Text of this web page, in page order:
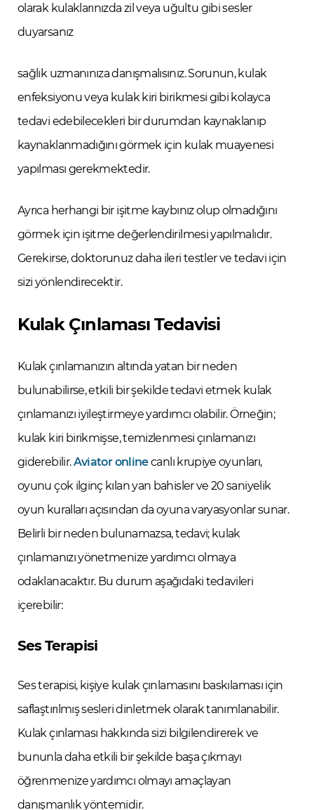
olarak kulaklarınızda zil veya uğultu gibi sesler
duyarsanız
sağlık uzmanınıza danışmalısınız. Sorunun, kulak
enfeksiyonu veya kulak kiri birikmesi gibi kolayca
tedavi edebilecekleri bir durumdan kaynaklanıp
kaynaklanmadığını görmek için kulak muayenesi
yapılması gerekmektedir.
Ayrıca herhangi bir işitme kaybınız olup olmadığını
görmek için işitme değerlendirilmesi yapılmalıdır.
Gerekirse, doktorunuz daha ileri testler ve tedavi için
sizi yönlendirecektir.
Kulak Çınlaması Tedavisi
Kulak çınlamanızın altında yatan bir neden
bulunabilirse, etkili bir şekilde tedavi etmek kulak
çınlamanızı iyileştirmeye yardımcı olabilir. Örneğin;
kulak kiri birikmişse, temizlenmesi çınlamanızı
giderebilir.Aviator onlinecanlı krupiye oyunları,
oyunu çok ilginç kılan yan bahisler ve 20 saniyelik
oyun kuralları açısından da oyuna varyasyonlar sunar.
Belirli bir neden bulunamazsa, tedavi; kulak
çınlamanızı yönetmenize yardımcı olmaya
odaklanacaktır. Bu durum aşağıdaki tedavileri
içerebilir:
Ses Terapisi
Ses terapisi, kişiye kulak çınlamasını baskılaması için
saflaştırılmış sesleri dinletmek olarak tanımlanabilir.
Kulak çınlaması hakkında sizi bilgilendirerek ve
bununla daha etkili bir şekilde başa çıkmayı
öğrenmenize yardımcı olmayı amaçlayan
danışmanlık yöntemidir.